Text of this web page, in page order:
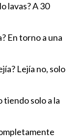
lavas? A 30
En torno a una
Lejía no, solo
tiendo solo a la